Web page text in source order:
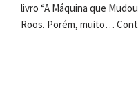
livro “A Máquina que
Roos. Porém, muito…